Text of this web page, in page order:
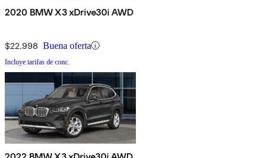
2020 BMW X3 xDrive30i AWD
$22,998 Buena oferta
Incluye tarifas de conc.